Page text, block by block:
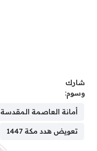
شارك
وسوم:
أمانة العاصمة المقدسة
تعويض هدد مكة 1447